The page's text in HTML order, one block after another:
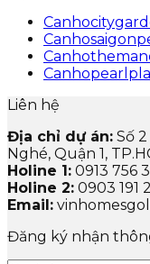
Liên hệ
Địa chỉ dự án: Số
Nghé, Quận 1,
Holine 1: 0913 756
Holine 2: 0903 191
Email:
Đăng ký nhận